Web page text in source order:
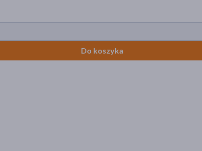
Do koszyka